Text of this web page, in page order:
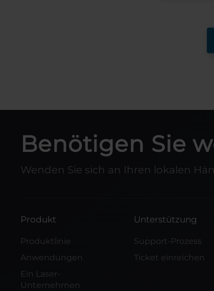
Benötigen Sie
Wenden Sie sich an Ihren lokalen
Produkt
Produktlinie
Anwendungen
Ein Laser-
Unternehmen
Unterstützung
Support-Prozess
Ticket einreichen